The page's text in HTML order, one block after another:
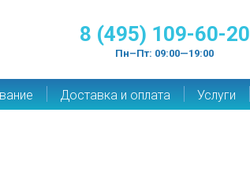
8 (495) 109-60-20
Пн–Пт: 09:00—19:00
Доставка и оплата Услуги